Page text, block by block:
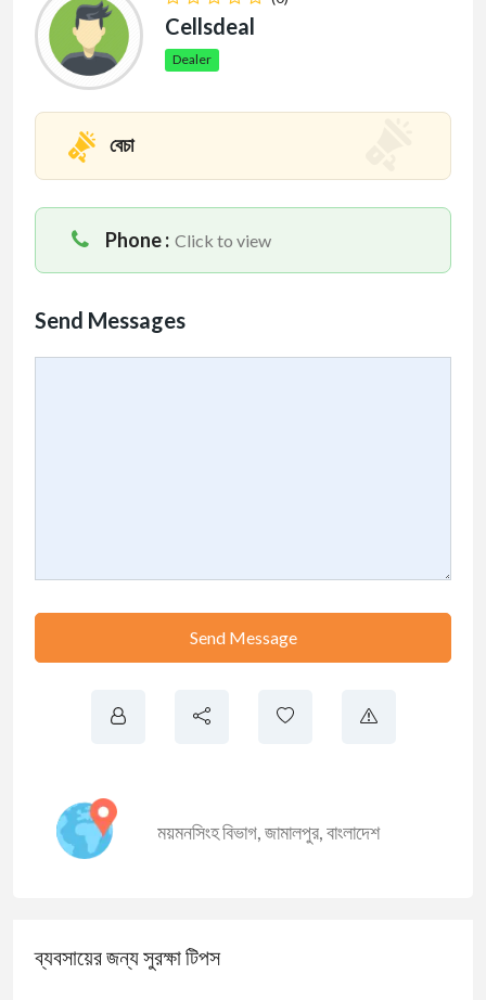
Cellsdeal
Dealer
বেচা
Phone : Click to view
Send Messages
Send Message
ময়মনসিংহ বিভাগ,জামালপুর,বাংলাদেশ
ব্যবসায়ের জন্য সুরক্ষা টিপস